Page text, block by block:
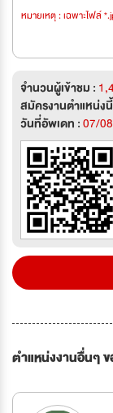
หมายเหตุ : เฉพาะไฟล์
จำนวนผู้เข้าชม :
สมัครงานตำแหน่ง
วันที่อัพเดท :07/
ตำแหน่งงานอื่นๆ